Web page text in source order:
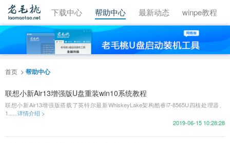
视频教程 下载中心 帮助中心 最新动态 winpe教程
首页 帮助中心
联想小新Air13增强版U盘重装win10系统教程
联想小新Air13增强版搭载了英特尔最新WhiskeyLake架构酷睿i7-8565U四核处理器、
1...... 详情介绍 >
2019-06-15 10:28:28